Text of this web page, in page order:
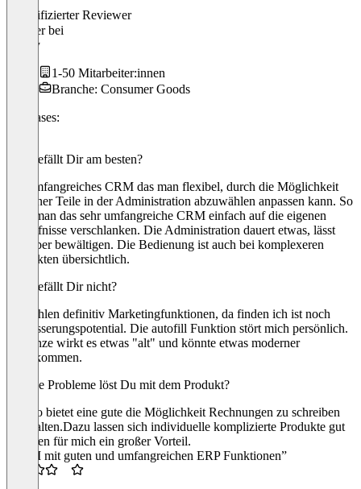
Verifizierter Reviewer
Inhaberbei
Leroiy
1-50 Mitarbeiter:innen
Branche: Consumer Goods
Use cases:
Was gefällt Dir am besten?
Ein umfangreiches CRM das man flexibel, durch die Möglichkeit
einzelner Teile in der Administration abzuwählen anpassen kann. So
kann man das sehr umfangreiche CRM einfach auf die eigenen
Bedürfnisse verschlanken. Die Administration dauert etwas, lässt
sich aber bewältigen. Die Bedienung ist auch bei komplexeren
Produkten übersichtlich.
Was gefällt Dir nicht?
Mir fehlen definitiv Marketingfunktionen, da finden ich ist noch
Verbesserungspotential. Die autofill Funktion stört mich persönlich.
Im ganze wirkt es etwas "alt" und könnte etwas moderner
daherkommen.
Welche Probleme löst Du mit dem Produkt?
Firmao bietet eine gute die Möglichkeit Rechnungen zu schreiben
/verwalten.Dazu lassen sich individuelle komplizierte Produkte gut
abbilden für mich ein großer Vorteil.
“CRM mit guten und umfangreichen ERP Funktionen”